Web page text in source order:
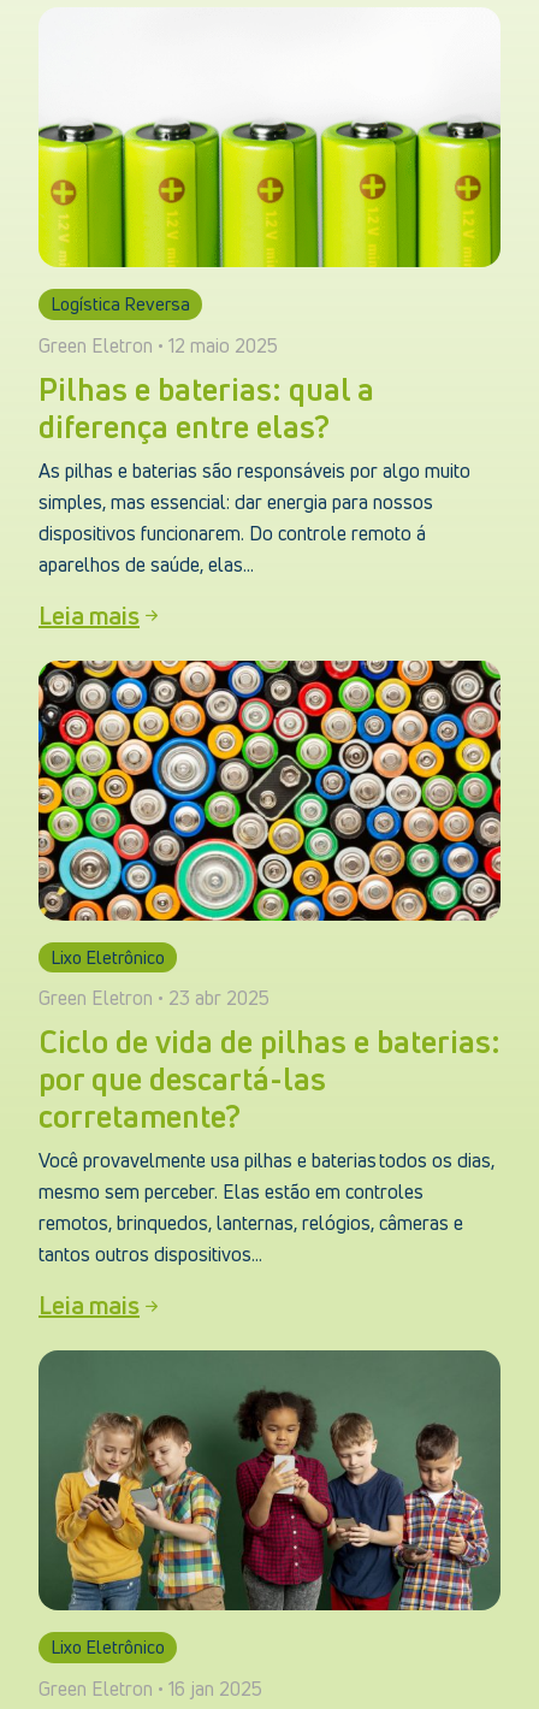
Logística Reversa
Green Eletron • 12 maio 2025
Pilhas e baterias: qual a
diferença entre elas?
As pilhas e baterias são responsáveis por algo muito
simples, mas essencial: dar energia para nossos
dispositivos funcionarem. Do controle remoto á
aparelhos de saúde, elas...
Leia mais
Lixo Eletrônico
Green Eletron • 23 abr 2025
Ciclo de vida de pilhas e baterias:
por que descartá-las
corretamente?
Você provavelmente usa pilhas e baterias todos os dias,
mesmo sem perceber. Elas estão em controles
remotos, brinquedos, lanternas, relógios, câmeras e
tantos outros dispositivos...
Leia mais
Lixo Eletrônico
Green Eletron • 16 jan 2025